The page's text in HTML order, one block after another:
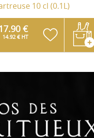
10 cl (0.1L)
€
14.92 € HT